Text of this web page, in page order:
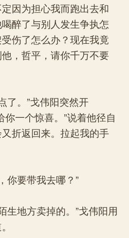
因为担心我而跑出去和
醉了与别人发生争执怎
伤了怎么办？现在我竟
，哲平，请你千万不要
了。”戈伟阳突然开
你一个惊喜。”说着他径自
折返回来。拉起我的手
你要带我去哪？”
生地方卖掉的。”戈伟阳用